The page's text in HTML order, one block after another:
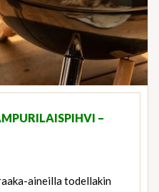
–
aineilla todellakin